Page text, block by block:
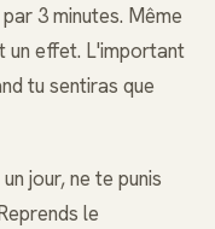
3 minutes. Même
un effet. L'important
tu sentiras que
jour, ne te punis
le